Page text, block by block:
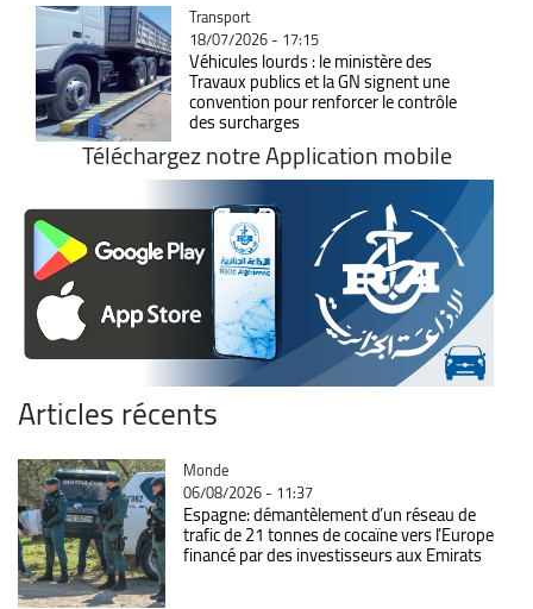
Catégorie
Transport
18/07/2026 - 17:15
Véhicules lourds : le ministère des
Travaux publics et la GN signent une
convention pour renforcer le contrôle
des surcharges
Téléchargez notre Application mobile
Articles récents
Catégorie
Monde
06/08/2026 - 11:37
Espagne: démantèlement d’un réseau de
trafic de 21 tonnes de cocaïne vers l’Europe
financé par des investisseurs aux Emirats